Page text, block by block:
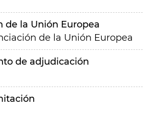
de la Unión Europea
de la Unión Europea
de adjudicación